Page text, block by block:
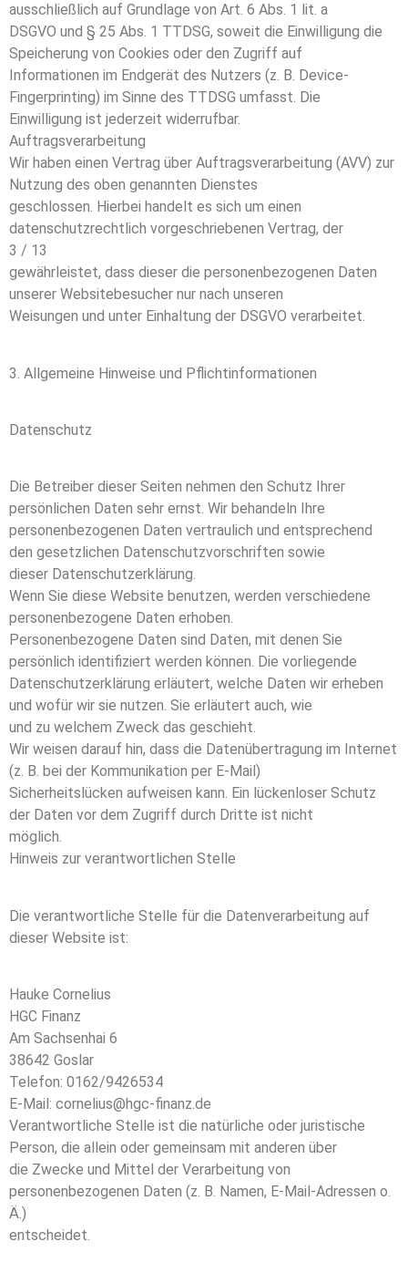
ausschließlich auf Grundlage von Art. 6 Abs. 1 lit. a
DSGVO und § 25 Abs. 1 TTDSG, soweit die Einwilligung die
Speicherung von Cookies oder den Zugriff auf
Informationen im Endgerät des Nutzers (z. B. Device-
Fingerprinting) im Sinne des TTDSG umfasst. Die
Einwilligung ist jederzeit widerrufbar.
Auftragsverarbeitung
Wir haben einen Vertrag über Auftragsverarbeitung (AVV) zur
Nutzung des oben genannten Dienstes
geschlossen. Hierbei handelt es sich um einen
datenschutzrechtlich vorgeschriebenen Vertrag, der
3 / 13
gewährleistet, dass dieser die personenbezogenen Daten
unserer Websitebesucher nur nach unseren
Weisungen und unter Einhaltung der DSGVO verarbeitet.
3. Allgemeine Hinweise und Pflichtinformationen
Datenschutz
Die Betreiber dieser Seiten nehmen den Schutz Ihrer
persönlichen Daten sehr ernst. Wir behandeln Ihre
personenbezogenen Daten vertraulich und entsprechend
den gesetzlichen Datenschutzvorschriften sowie
dieser Datenschutzerklärung.
Wenn Sie diese Website benutzen, werden verschiedene
personenbezogene Daten erhoben.
Personenbezogene Daten sind Daten, mit denen Sie
persönlich identifiziert werden können. Die vorliegende
Datenschutzerklärung erläutert, welche Daten wir erheben
und wofür wir sie nutzen. Sie erläutert auch, wie
und zu welchem Zweck das geschieht.
Wir weisen darauf hin, dass die Datenübertragung im Internet
(z. B. bei der Kommunikation per E-Mail)
Sicherheitslücken aufweisen kann. Ein lückenloser Schutz
der Daten vor dem Zugriff durch Dritte ist nicht
möglich.
Hinweis zur verantwortlichen Stelle
Die verantwortliche Stelle für die Datenverarbeitung auf
dieser Website ist:
Hauke Cornelius
HGC Finanz
Am Sachsenhai 6
38642 Goslar
Telefon: 0162/9426534
E-Mail: cornelius@hgc-finanz.de
Verantwortliche Stelle ist die natürliche oder juristische
Person, die allein oder gemeinsam mit anderen über
die Zwecke und Mittel der Verarbeitung von
personenbezogenen Daten (z. B. Namen, E-Mail-Adressen o.
Ä.)
entscheidet.